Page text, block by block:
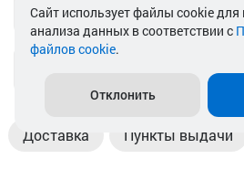
Telegram
Доставка Пункты выдачи
Cайт использует файлы cookie для
анализа данных в соответствии с
файлов cookie.
Отклонить